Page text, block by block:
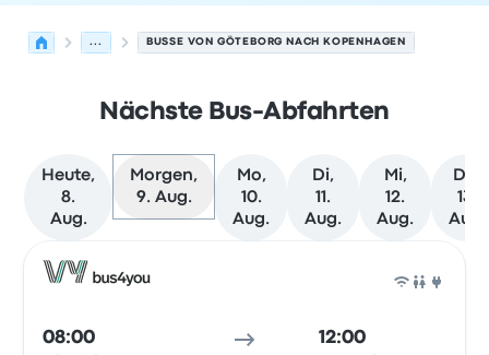
... BUSSE VON GÖTEBORG NACH KOPENHAGEN
Nächste Bus-Abfahrten
Heute,
8.
Aug.
Morgen,
9. Aug.
Mo,
10.
Aug.
Di,
11.
Aug.
Mi,
12.
Aug.
Do,
13.
Aug.
08:00 12:00